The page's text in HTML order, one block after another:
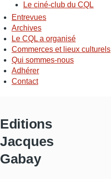
Le ciné-club du CQL
Entrevues
Archives
Le CQL a organisé
Commerces et lieux culturels
Qui sommes-nous
Adhérer
Contact
Editions
Jacques
Gabay